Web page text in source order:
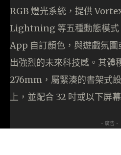
RGB 燈光系統，提供
Lightning 等五種動態模式
App 自訂顏色，與遊戲氛圍
出強烈的未來科技感。其體
276mm，屬緊湊的書架式
上，並配合 32 吋或以下屏
- 廣告 -